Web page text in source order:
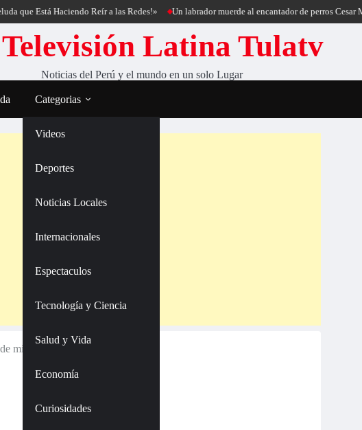
Está Haciendo Reír a las Redes!» Un labrador muerde al encantador de perros Cesar Millán
Latina Tulatv
Noticias del Perú y el mundo en un solo Lugar
Categorias
Videos
Deportes
Noticias Locales
Internacionales
Espectaculos
Tecnología y Ciencia
Salud y Vida
Economía
Curiosidades
mi novia